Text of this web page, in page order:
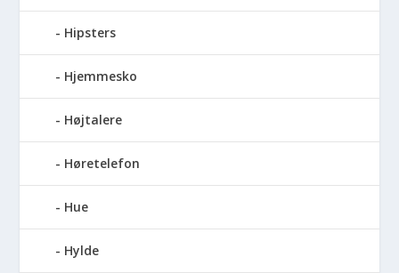
Hipsters
Hjemmesko
Højtalere
Høretelefon
Hue
Hylde